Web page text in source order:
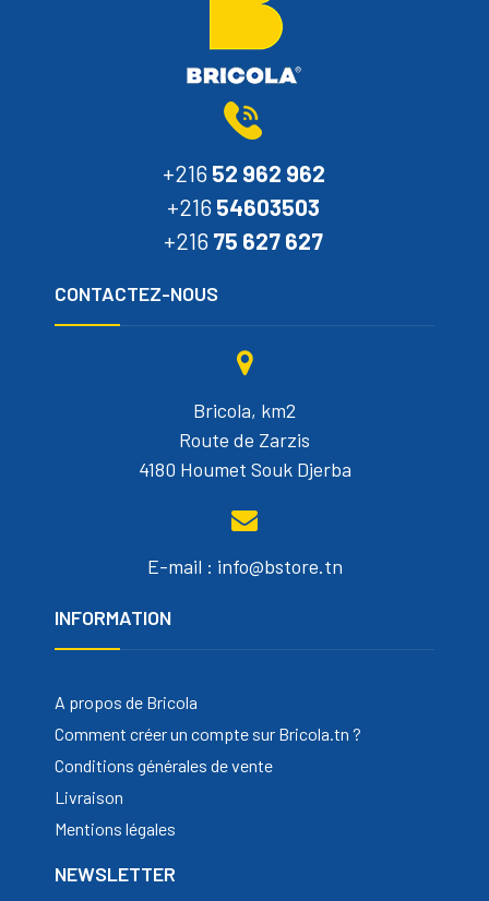
+216 52 962 962
+216 54603503
+216 75 627 627
CONTACTEZ-NOUS
Bricola, km2
Route de Zarzis
4180 Houmet Souk Djerba
E-mail : info@bstore.tn
INFORMATION
A propos de Bricola
Comment créer un compte sur Bricola.tn ?
Conditions générales de vente
Livraison
Mentions légales
NEWSLETTER